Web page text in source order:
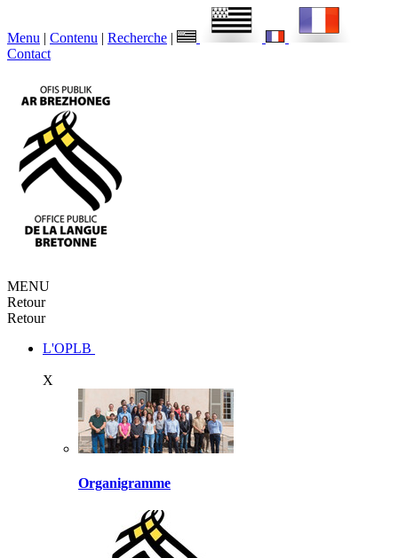
Menu | Contenu | Recherche |
Contact
MENU
Retour
Retour
L'OPLB
X
Organigramme